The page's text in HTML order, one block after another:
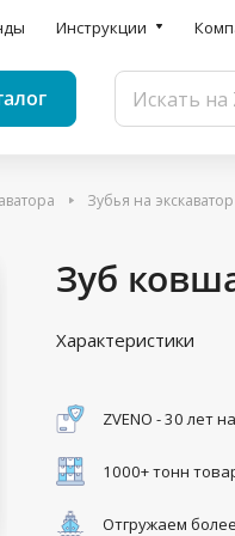
Инструкции
Зубья на экскаватор
Зуб
Характеристики
ZVENO - 30 лет
1000+ тонн
Отгружаем